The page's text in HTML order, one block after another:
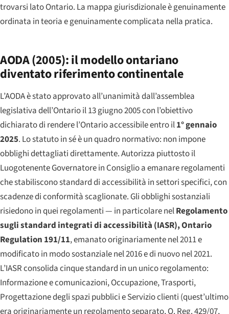
trovarsi lato Ontario. La mappa giurisdizionale è genuinamente
ordinata in teoria e genuinamente complicata nella pratica.
AODA (2005): il modello ontariano
diventato riferimento continentale
L’AODA è stato approvato all’unanimità dall’assemblea
legislativa dell’Ontario il 13 giugno 2005 con l’obiettivo
dichiarato di rendere l’Ontario accessibile entro il1° gennaio
2025. Lo statuto in sé è un quadro normativo: non impone
obblighi dettagliati direttamente. Autorizza piuttosto il
Luogotenente Governatore in Consiglio a emanare regolamenti
che stabiliscono standard di accessibilità in settori specifici, con
scadenze di conformità scaglionate. Gli obblighi sostanziali
risiedono in quei regolamenti — in particolare nelRegolamento
sugli standard integrati di accessibilità (IASR), Ontario
Regulation 191/11, emanato originariamente nel 2011 e
modificato in modo sostanziale nel 2016 e di nuovo nel 2021.
L’IASR consolida cinque standard in un unico regolamento:
Informazione e comunicazioni, Occupazione, Trasporti,
Progettazione degli spazi pubblici e Servizio clienti (quest’ultimo
era originariamente un regolamento separato, O. Reg. 429/07,